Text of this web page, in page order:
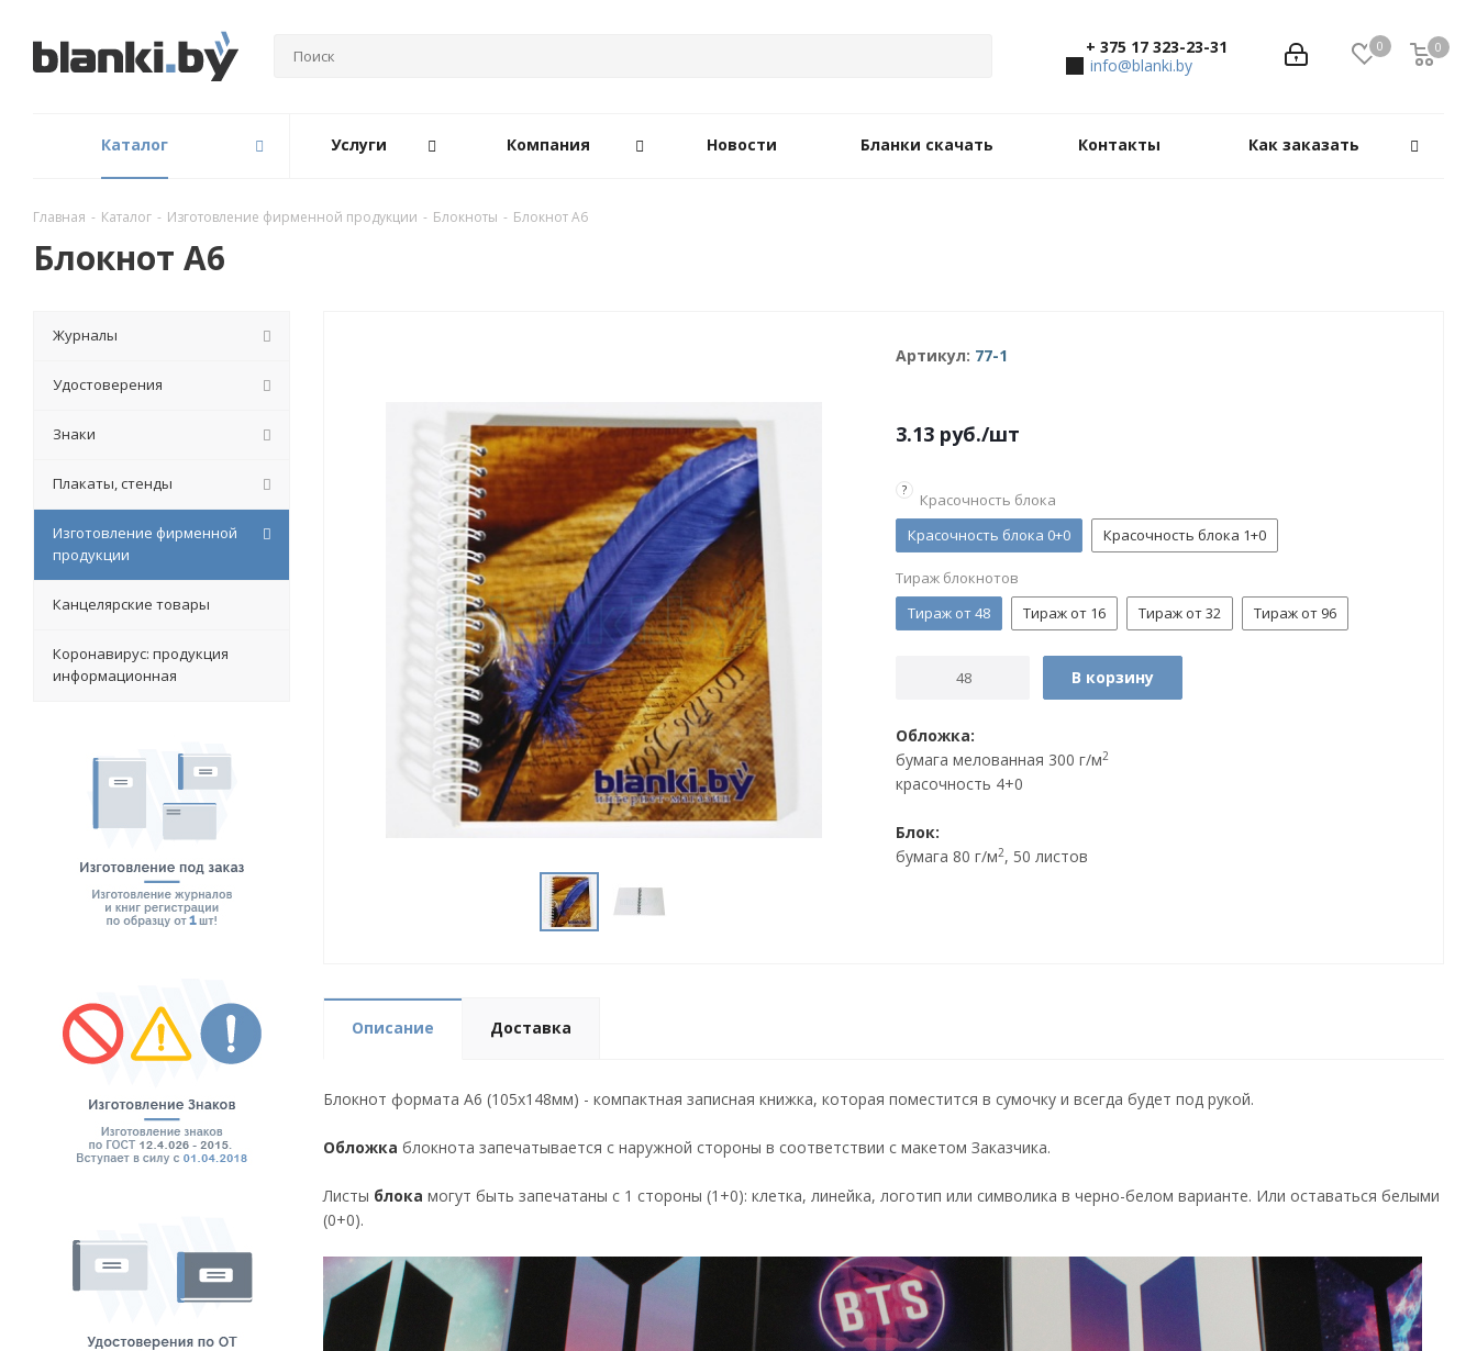
0 0
0
+ 375 17 323-23-31
info@blanki.by
Каталог Услуги Компания Новости Бланки скачать Контакты Как заказать
Главная - Каталог - Изготовление фирменной продукции - Блокноты - Блокнот А6
Блокнот А6
Артикул: 77-1
3.13 руб./шт
?
Красочность блока
Красочность блока 0+0
Красочность блока 1+0
Тираж блокнотов
Тираж от 48
Тираж от 16 Тираж от 32 Тираж от 96
В корзину
Обложка:
бумага мелованная 300 г/м2
красочность 4+0
Блок:
бумага 80 г/м2, 50 листов
Описание Доставка
Блокнот формата А6 (105х148мм) - компактная записная книжка, которая поместится в сумочку и всегда будет под рукой.
Обложка блокнота запечатывается с наружной стороны в соответствии с макетом Заказчика.
Листы блока могут быть запечатаны с 1 стороны (1+0): клетка, линейка, логотип или символика в черно-белом варианте. Или оставаться белыми
(0+0).
Журналы
Удостоверения
Знаки
Плакаты, стенды
Изготовление фирменной
продукции
Канцелярские товары
Коронавирус: продукция
информационная